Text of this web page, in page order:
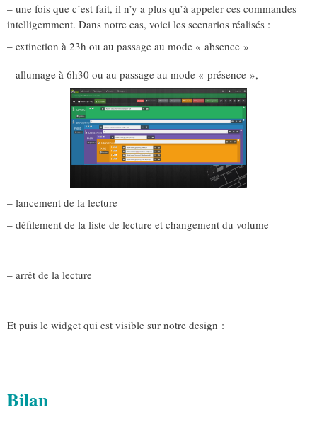
– une fois que c’est fait, il n’y a plus qu’à appeler ces commandes
intelligemment. Dans notre cas, voici les scenarios réalisés :
– extinction à 23h ou au passage au mode « absence »
– allumage à 6h30 ou au passage au mode « présence »,
– lancement de la lecture
– défilement de la liste de lecture et changement du volume
– arrêt de la lecture
Et puis le widget qui est visible sur notre design :
Bilan